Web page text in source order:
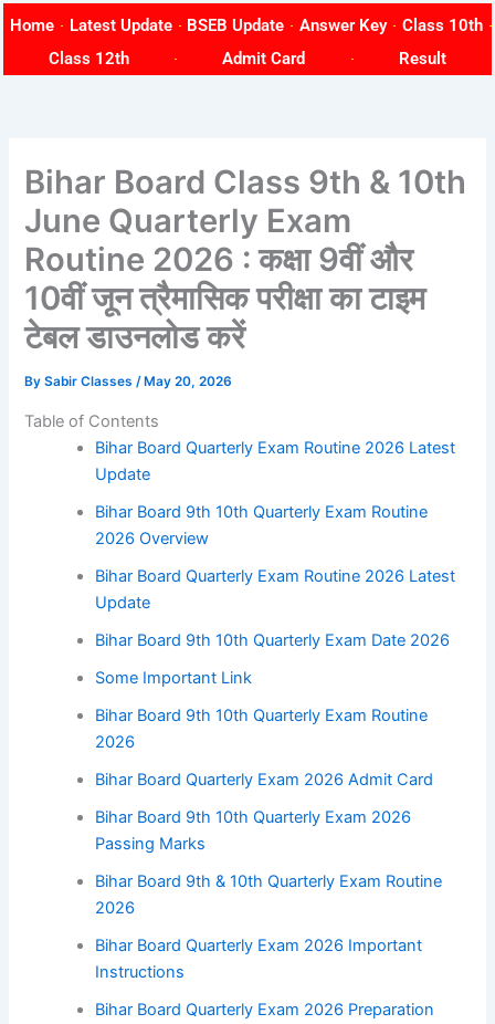
content
Home Latest Update BSEB Update Answer Key
Class 10th
Class 12th
Admit Card Result
Bihar Board Class 9th & 10th
June Quarterly Exam
Routine 2026 : कक्षा 9वीं और
10वीं जून त्रैमासिक परीक्षा का टाइम
टेबल डाउनलोड करें
BySabir Classes/ May 20, 2026
Table of Contents
Bihar Board Quarterly Exam Routine 2026 Latest
Update
Bihar Board 9th 10th Quarterly Exam Routine
2026 Overview
Bihar Board Quarterly Exam Routine 2026 Latest
Update
Bihar Board 9th 10th Quarterly Exam Date 2026
Some Important Link
Bihar Board 9th 10th Quarterly Exam Routine
2026
Bihar Board Quarterly Exam 2026 Admit Card
Bihar Board 9th 10th Quarterly Exam 2026
Passing Marks
Bihar Board 9th & 10th Quarterly Exam Routine
2026
Bihar Board Quarterly Exam 2026 Important
Instructions
Bihar Board Quarterly Exam 2026 Preparation